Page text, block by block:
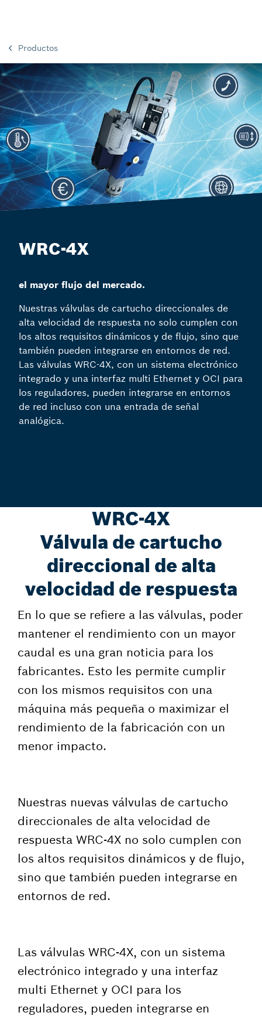
Productos
WRC-4X
el mayor flujo del mercado.
Nuestras válvulas de cartucho direccionales de
alta velocidad de respuesta no solo cumplen con
los altos requisitos dinámicos y de flujo, sino que
también pueden integrarse en entornos de red.
Las válvulas WRC-4X, con un sistema electrónico
integrado y una interfaz multi Ethernet y OCI para
los reguladores, pueden integrarse en entornos
de red incluso con una entrada de señal
analógica.
WRC-4X
Válvula de cartucho
direccional de alta
velocidad de respuesta
En lo que se refiere a las válvulas, poder
mantener el rendimiento con un mayor
caudal es una gran noticia para los
fabricantes. Esto les permite cumplir
con los mismos requisitos con una
máquina más pequeña o maximizar el
rendimiento de la fabricación con un
menor impacto.
Nuestras nuevas válvulas de cartucho
direccionales de alta velocidad de
respuesta WRC-4X no solo cumplen con
los altos requisitos dinámicos y de flujo,
sino que también pueden integrarse en
entornos de red.
Las válvulas WRC-4X, con un sistema
electrónico integrado y una interfaz
multi Ethernet y OCI para los
reguladores, pueden integrarse en